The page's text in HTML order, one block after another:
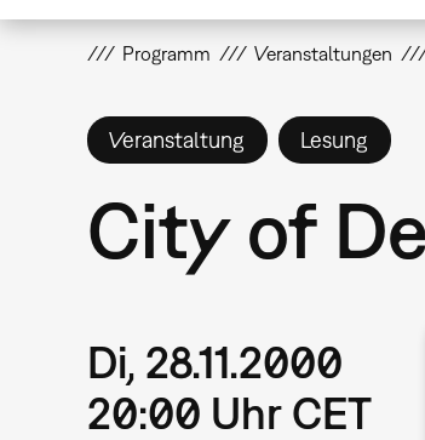
Programm Veranstaltungen
Veranstaltung Lesung
City of
Di, 28.11.2000
20:00 Uhr CET